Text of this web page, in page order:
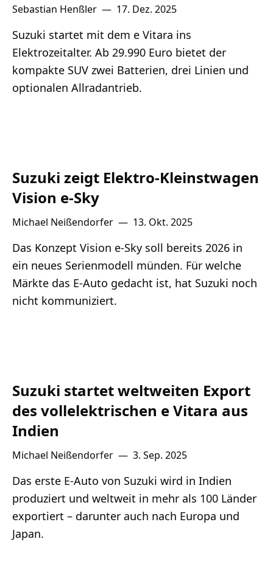
Sebastian Henßler — 17. Dez. 2025
Suzuki startet mit dem e Vitara ins
Elektrozeitalter. Ab 29.990 Euro bietet der
kompakte SUV zwei Batterien, drei Linien und
optionalen Allradantrieb.
Suzuki zeigt Elektro-Kleinstwagen
Vision e-Sky
Michael Neißendorfer — 13. Okt. 2025
Das Konzept Vision e-Sky soll bereits 2026 in
ein neues Serienmodell münden. Für welche
Märkte das E-Auto gedacht ist, hat Suzuki noch
nicht kommuniziert.
Suzuki startet weltweiten Export
des vollelektrischen e Vitara aus
Indien
Michael Neißendorfer — 3. Sep. 2025
Das erste E-Auto von Suzuki wird in Indien
produziert und weltweit in mehr als 100 Länder
exportiert – darunter auch nach Europa und
Japan.